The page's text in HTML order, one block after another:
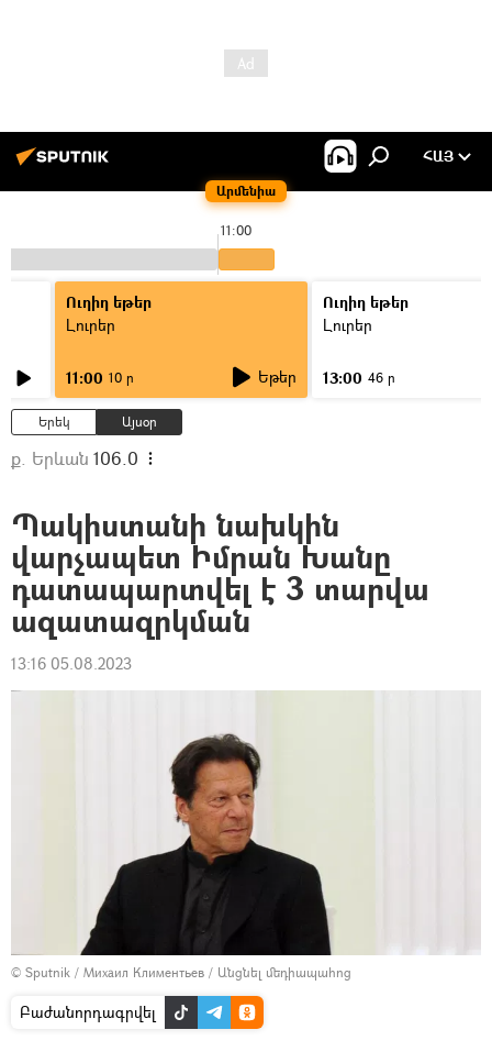
Արմենիա
ՀԱՅ
11:00
Ուղիղ եթեր
Լուրեր
11:00 10 ր Եթեր
Ուղիղ եթեր
Լուրեր
13:00 46 ր
Երեկ Այսօր
ք. Երևան 106.0
Պակիստանի նախկին
վարչապետ Իմրան Խանը
դատապարտվել է 3 տարվա
ազատազրկման
13:16 05.08.2023
© Sputnik / Михаил Климентьев / Անցնել մեդիապահոց
Բաժանորդագրվել